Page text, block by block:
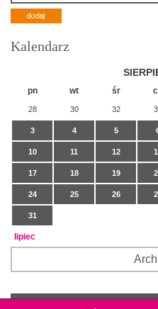
Kalendarz
pn wt śr
28 30 32
3 4 5
10 11 12
17 18 19
24 25 26
31
lipiec